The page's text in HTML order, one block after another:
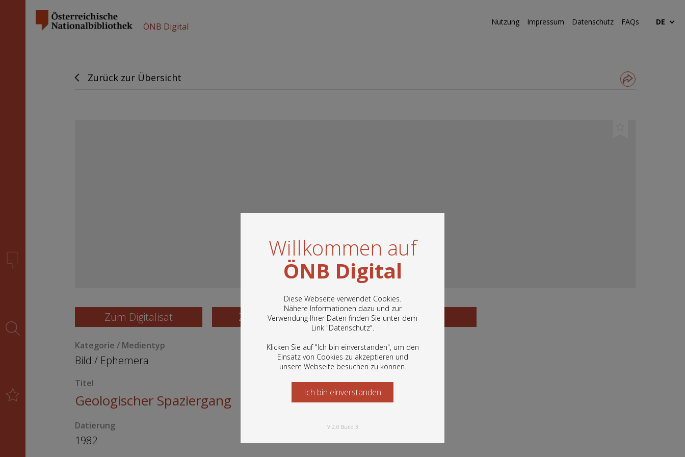
Willkommen auf
ÖNB Digital
Diese Webseite verwendet Cookies.
Nähere Informationen dazu und zur
Verwendung Ihrer Daten finden Sie unter dem
Link "Datenschutz".
Klicken Sie auf "Ich bin einverstanden", um den
Einsatz von Cookies zu akzeptieren und
unsere Webseite besuchen zu können.
In diesem Portal finden Sie die digitalen
Bestände der Österreichischen
Grafiken und vieles mehr.
Ich bin einverstanden
Starten Sie jetzt
V 2.0 Build 3
ÖNB Digital Nutzung Impressum Datenschutz FAQs DE
Zurück zur Übersicht
Zum Digitalisat Zum Katalogisat Zur Vorschau
Kategorie / Medientyp
Bild / Ephemera
Titel
Geologischer Spaziergang
Datierung
1982